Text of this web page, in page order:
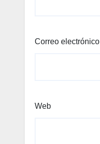
Correo electrónico
Web